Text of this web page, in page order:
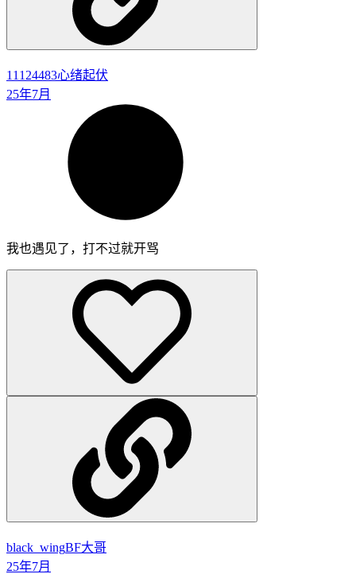
11124483心绪起伏
25年7月
我也遇见了，打不过就开骂
black_wingBF大哥
25年7月